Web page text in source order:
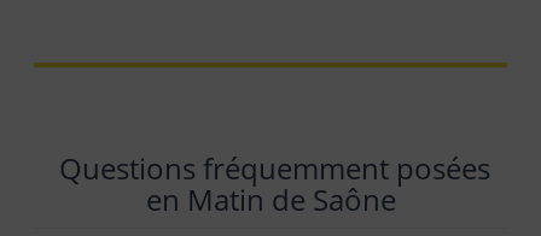
Questions fréquemment posées
en Matin de Saône